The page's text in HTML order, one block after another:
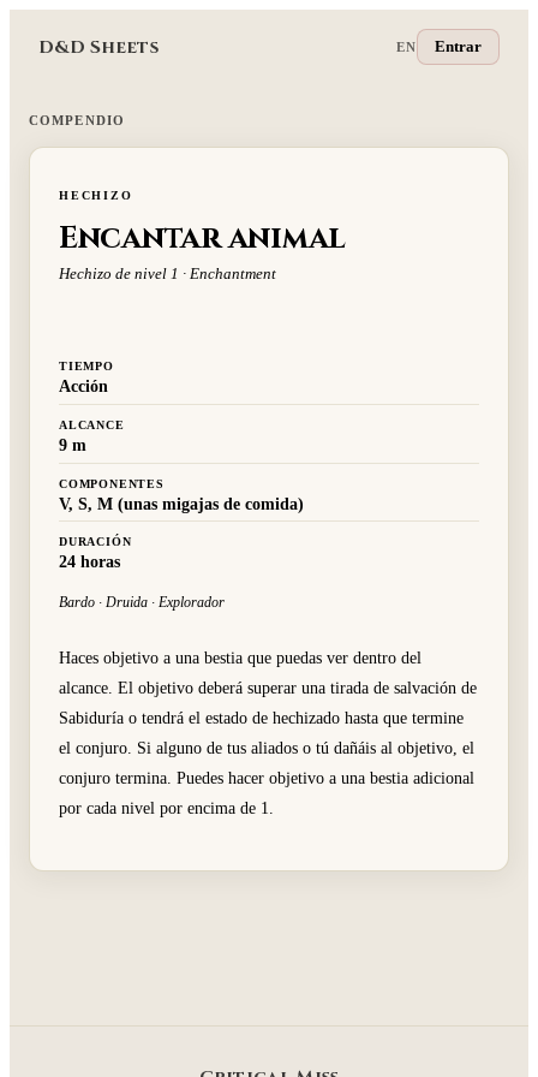
D&D Sheets EN Entrar
COMPENDIO
HECHIZO
Encantar animal
Hechizo de nivel 1 · Enchantment
TIEMPO
Acción
ALCANCE
9 m
COMPONENTES
V, S, M (unas migajas de comida)
DURACIÓN
24 horas
Bardo · Druida · Explorador
Haces objetivo a una bestia que puedas ver dentro del
alcance. El objetivo deberá superar una tirada de salvación de
Sabiduría o tendrá el estado de hechizado hasta que termine
el conjuro. Si alguno de tus aliados o tú dañáis al objetivo, el
conjuro termina. Puedes hacer objetivo a una bestia adicional
por cada nivel por encima de 1.